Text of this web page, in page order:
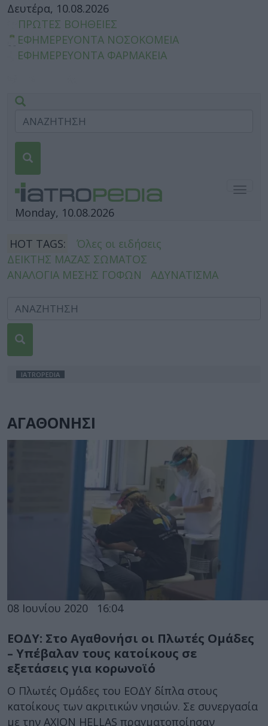
Δευτέρα, 10.08.2026
ΠΡΩΤΕΣ ΒΟΗΘΕΙΕΣ
ΕΦΗΜΕΡΕΥΟΝΤΑ ΝΟΣΟΚΟΜΕΙΑ
ΕΦΗΜΕΡΕΥΟΝΤΑ ΦΑΡΜΑΚΕΙΑ
Monday, 10.08.2026
HOT TAGS:
Όλες οι ειδήσεις
ΔΕΙΚΤΗΣ ΜΑΖΑΣ ΣΩΜΑΤΟΣ
ΑΝΑΛΟΓΙΑ ΜΕΣΗΣ ΓΟΦΩΝ
ΑΔΥΝΑΤΙΣΜΑ
IATROPEDIA
ΑΓΑΘΟΝΗΣΙ
08 Ιουνίου 2020 16:04
ΕΟΔΥ: Στο Αγαθονήσι οι Πλωτές Ομάδες
– Υπέβαλαν τους κατοίκους σε
εξετάσεις για κορωνοϊό
Ο Πλωτές Ομάδες του ΕΟΔΥ δίπλα στους
κατοίκους των ακριτικών νησιών. Σε συνεργασία
με την AXION HELLAS πραγματοποίησαν